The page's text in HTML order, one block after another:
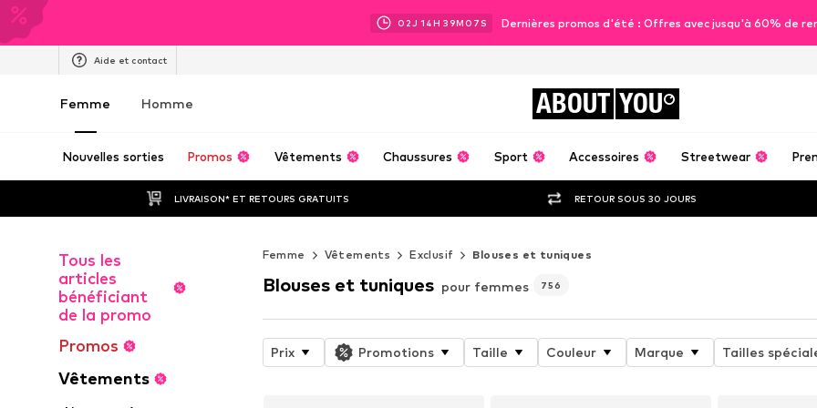
02J 14H 39M 05 S Dernières promos d'été : Offres avec jusqu'à 60% de
Aide et contact
Femme Homme ABOUT YOU
Nouvelles sorties Promos Vêtements Chaussures Sport Accessoires Streetwear
LIVRAISON* ET RETOURS GRATUITS RETOUR SOUS 30 JOURS
Tous les
articles
bénéficiant
de la promo
Promos
Vêtements
Femme Vêtements Exclusif Blouses et tuniques
Blouses et tuniques pour femmes 756
Prix Promotions Taille Couleur Marque Tailles